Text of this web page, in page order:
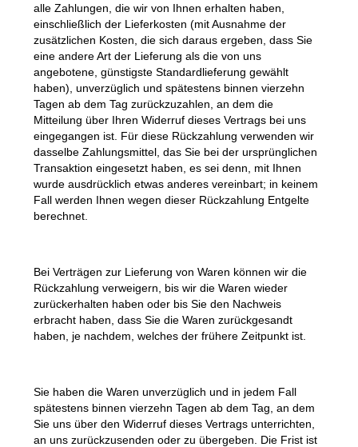
alle Zahlungen, die wir von Ihnen erhalten haben,
einschließlich der Lieferkosten (mit Ausnahme der
zusätzlichen Kosten, die sich daraus ergeben, dass Sie
eine andere Art der Lieferung als die von uns
angebotene, günstigste Standardlieferung gewählt
haben), unverzüglich und spätestens binnen vierzehn
Tagen ab dem Tag zurückzuzahlen, an dem die
Mitteilung über Ihren Widerruf dieses Vertrags bei uns
eingegangen ist. Für diese Rückzahlung verwenden wir
dasselbe Zahlungsmittel, das Sie bei der ursprünglichen
Transaktion eingesetzt haben, es sei denn, mit Ihnen
wurde ausdrücklich etwas anderes vereinbart; in keinem
Fall werden Ihnen wegen dieser Rückzahlung Entgelte
berechnet.
Bei Verträgen zur Lieferung von Waren können wir die
Rückzahlung verweigern, bis wir die Waren wieder
zurückerhalten haben oder bis Sie den Nachweis
erbracht haben, dass Sie die Waren zurückgesandt
haben, je nachdem, welches der frühere Zeitpunkt ist.
Sie haben die Waren unverzüglich und in jedem Fall
spätestens binnen vierzehn Tagen ab dem Tag, an dem
Sie uns über den Widerruf dieses Vertrags unterrichten,
an uns zurückzusenden oder zu übergeben. Die Frist ist